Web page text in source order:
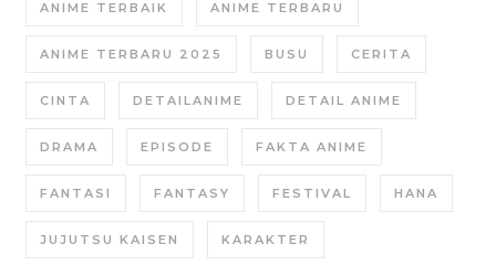
ANIME TERBAIK ANIME TERBARU
ANIME TERBARU 2025 BUSU CERITA
CINTA DETAILANIME DETAIL ANIME
DRAMA EPISODE FAKTA ANIME
FANTASI FANTASY FESTIVAL HANA
JUJUTSU KAISEN KARAKTER